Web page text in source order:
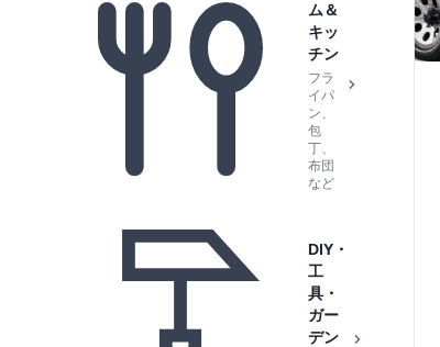
ム＆
キッ
チン
フラ
イパ
ン、
包
丁、
布団
など
DIY・
工
具・
ガー
デン